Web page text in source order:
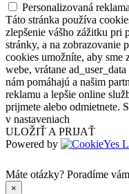
Personalizovaná reklama
Táto stránka používa
zlepšenie vášho zážitku pri
stránky, a na zobrazovanie
cookies umožníte, aby sme
webe, vrátane
nám pomáhajú a našim
reklamu a lepšie online
prijmete alebo odmietnete.
v nastaveniach
ULOŽIŤ A PRIJAŤ
Powered by
Máte otázky? Poradíme
×